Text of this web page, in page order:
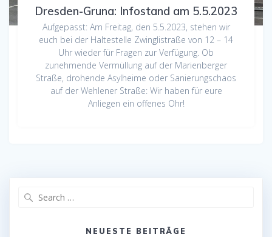
Dresden-Gruna: Infostand am 5.5.2023
Aufgepasst: Am Freitag, den 5.5.2023, stehen wir
euch bei der Haltestelle Zwinglistraße von 12 – 14
Uhr wieder für Fragen zur Verfügung. Ob
zunehmende Vermüllung auf der Marienberger
Straße, drohende Asylheime oder Sanierungschaos
auf der Wehlener Straße: Wir haben für eure
Anliegen ein offenes Ohr!
NEUESTE BEITRÄGE